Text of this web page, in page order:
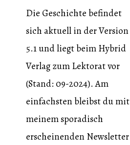
Die Geschichte befindet
sich aktuell in der Version
5.1 und liegt beim Hybrid
Verlag zum Lektorat vor
(Stand: 09-2024). Am
einfachsten bleibst du mit
meinem sporadisch
erscheinenden Newsletter